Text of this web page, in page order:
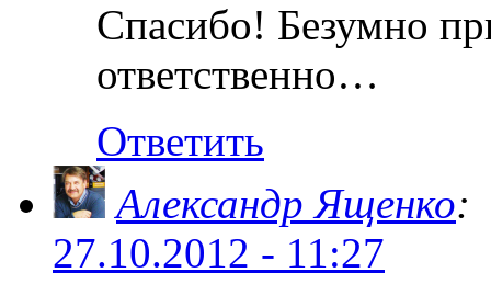
Спасибо! Безумно
ответственно…
Ответить
Александр Ященко:
27.10.2012 - 11:27